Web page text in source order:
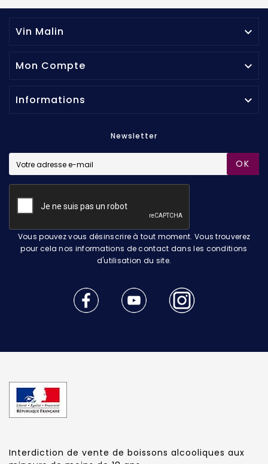
Vin Malin 
Mon Compte 
Informations 
Newsletter
OK
Vous pouvez vous désinscrire à tout moment. Vous trouverez
pour cela nos informations de contact dans les conditions
d'utilisation du site.
Interdiction de vente de boissons alcooliques aux